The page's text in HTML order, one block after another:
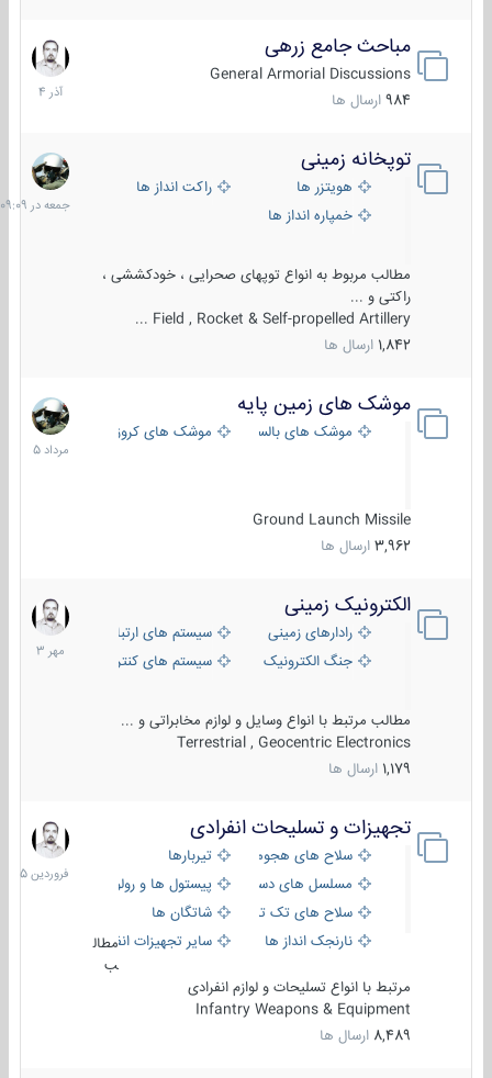
مباحث جامع زرهی
General Armorial Discussions
984 ارسال ها
7
آذر
1404
توپخانه زمینی
هویتزر ها
راکت انداز ها
خمپاره انداز ها
مطالب مربوط به انواع توپهای صحرایی ، خودکششی ،
راکتی و ...
Field , Rocket & Self-propelled Artillery ...
1,842 ارسال ها
جمعه
در
09:09
موشک های زمین پایه
موشک های بالستیک موشک های کروز
Ground Launch Missile
3,962 ارسال ها
2
مرداد
1405
الکترونیک زمینی
رادارهای زمینی
سیستم های ارتباطی و جمع آوری
جنگ الکترونیک
سیستم های کنترل آتش و تجهیزات
مطالب مرتبط با انواع وسایل و لوازم مخابراتی و ...
Terrestrial , Geocentric Electronics
1,179 ارسال ها
1
مهر
1403
تجهیزات و تسلیحات انفرادی
سلاح های هجومی
تیربارها
مسلسل های دستی
پیستول ها و رولورها
سلاح های تک تیر اندازیشاتگان ها
نارنجک انداز ها
سایر تجهیزات انفرادی
مطال
ب
مرتبط با انواع تسلیحات و لوازم انفرادی
Infantry Weapons & Equipment
8,489 ارسال ها
17
فروردین
1405